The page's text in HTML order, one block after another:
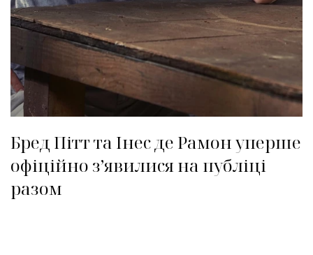
Бред Пітт та Інес де Рамон уперше
офіційно зʼявилися на публіці
разом